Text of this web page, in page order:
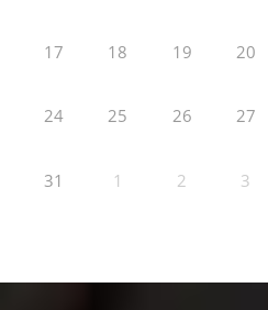
17 18 19 20
24 25 26 27
31 1 2 3